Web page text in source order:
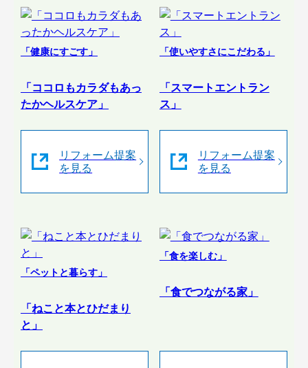
「健康にすごす」
「ココロもカラダもあっ
たかヘルスケア」
リフォーム提案
を見る
「使いやすさにこだわる」
「スマートエントラン
ス」
リフォーム提案
を見る
「ペットと暮らす」
「ねこと本とひだまり
と」
「食を楽しむ」
「食でつながる家」